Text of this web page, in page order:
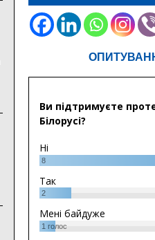
Ви підтримуєте
Білорусі?
Ні
8
Так
2
Мені байдуже
1голос